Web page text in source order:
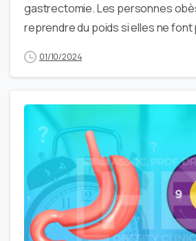
gastrectomie. Les personnes
reprendre du poids si elles ne font
01/10/2024